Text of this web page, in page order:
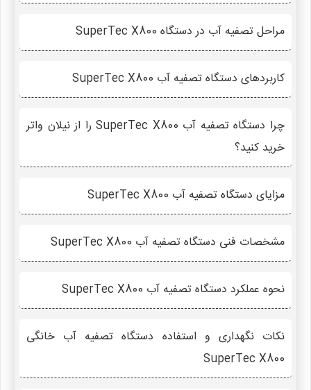
مراحل تصفیه آب در دستگاه SuperTec X800
کاربردهای دستگاه تصفیه آب SuperTec X800
چرا دستگاه تصفیه آب SuperTec X800 را از نیلان واتر
خرید کنید؟
مزایای دستگاه تصفیه آب SuperTec X800
مشخصات فنی دستگاه تصفیه آب SuperTec X800
نحوه عملکرد دستگاه تصفیه آب SuperTec X800
نکات نگهداری و استفاده دستگاه تصفیه آب خانگی
SuperTec X800